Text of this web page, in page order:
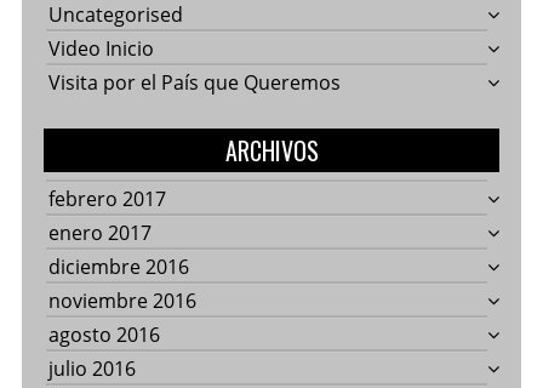
Uncategorised
Video Inicio
Visita por el País que Queremos
ARCHIVOS
febrero 2017
enero 2017
diciembre 2016
noviembre 2016
agosto 2016
julio 2016